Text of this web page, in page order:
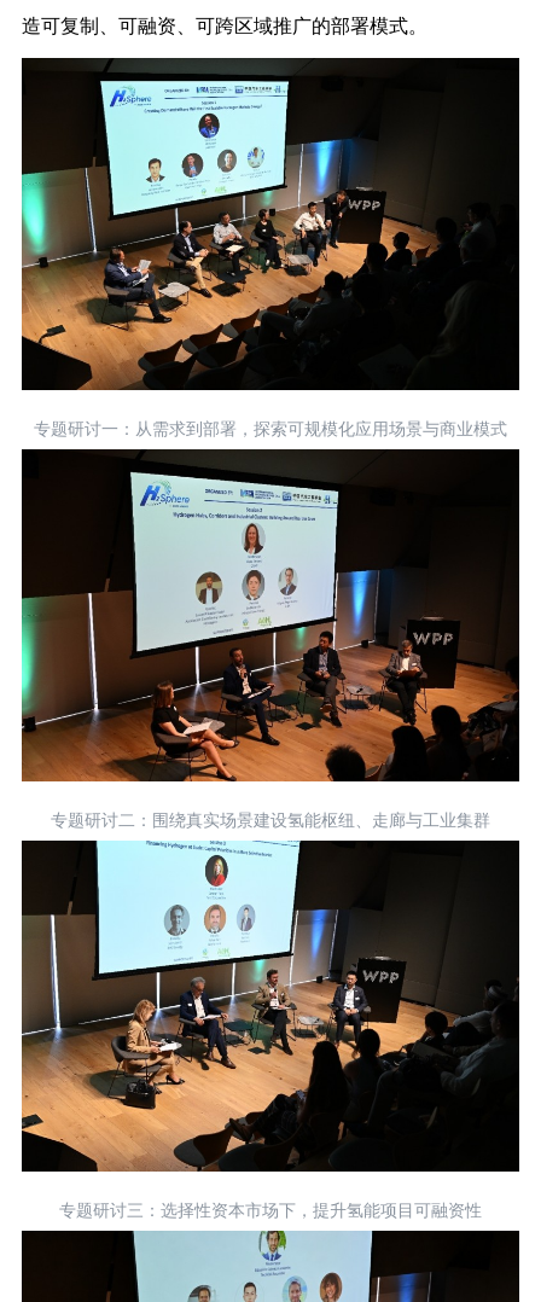
造可复制、可融资、可跨区域推广的部署模式。
‍专题研讨一：从需求到部署，探索可规模化应用场景与商业模式
专题研讨二：围绕真实场景建设氢能枢纽、走廊与工业集群
专题研讨三：选择性资本市场下，提升氢能项目可融资性